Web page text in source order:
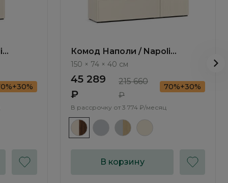
Комод Наполи / Napoli
NP010.4
150 × 74 × 40 см
45 289
₽
215 660
₽
70%+30%
В рассрочку от 3 774 ₽/месяц
В корзину